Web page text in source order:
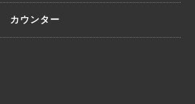
カウンター